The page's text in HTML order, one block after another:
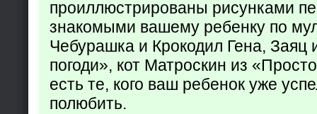
проиллюстрированы рисунками
знакомыми вашему ребенку по
Чебурашка и Крокодил Гена, Заяц
погоди», кот Матроскин из
есть те, кого ваш ребенок уже
полюбить.